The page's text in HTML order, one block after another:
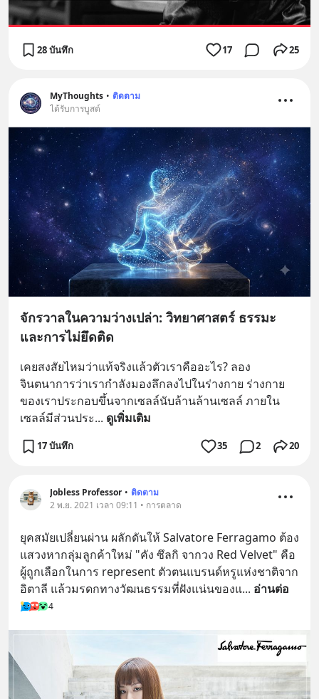
28 บันทึก 17 25
MyThoughts • ติดตาม
ได้รับการบูสต์
จักรวาลในความว่างเปล่า: วิทยาศาสตร์ ธรรมะ
และการไม่ยึดติด
เคยสงสัยไหมว่าแท้จริงแล้วตัวเราคืออะไร? ลอง
จินตนาการว่าเรากำลังมองลึกลงไปในร่างกาย ร่างกาย
ของเราประกอบขึ้นจากเซลล์นับล้านล้านเซลล์ ภายใน
เซลล์มีส่วนประ... ดูเพิ่มเติม
17 บันทึก 35 2 20
Jobless Professor • ติดตาม
2 พ.ย. 2021 เวลา 09:11 • การตลาด
ยุคสมัยเปลี่ยนผ่าน ผลักดันให้ Salvatore Ferragamo ต้อง
แสวงหากลุ่มลูกค้าใหม่ "คัง ซึลกิ จากวง Red Velvet" คือ
ผู้ถูกเลือกในการ represent ตัวตนแบรนด์หรูแห่งชาติจาก
อิตาลี แล้วมรดกทางวัฒนธรรมที่ฝังแน่นของแ... อ่านต่อ
4